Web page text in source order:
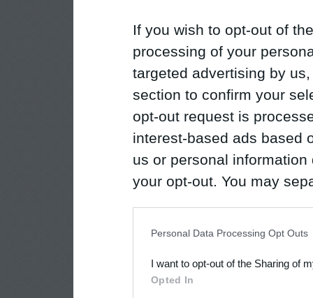
If you wish to opt-out of
processing of your
targeted advertising by
section to confirm your
opt-out request is
interest-based ads based
us or personal
your opt-out. You may
Downstream Participants
third parties.
Personal Data Processing Opt Outs
I want to opt-out of the Sharing of
Opted In